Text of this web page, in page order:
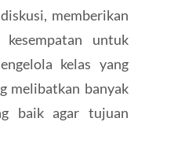
memberikan
untuk
kelas yang
melibatkan banyak
baik agar tujuan